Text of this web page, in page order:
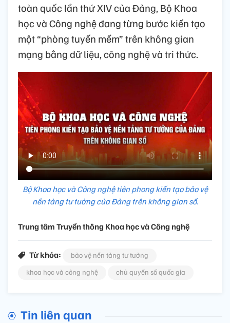
toàn quốc lần thứ XIV của Đảng, Bộ Khoa
học và Công nghệ đang từng bước kiến tạo
một “phòng tuyến mềm” trên không gian
mạng bằng dữ liệu, công nghệ và tri thức.
Bộ Khoa học và Công nghệ tiên phong kiến tạo bảo vệ
nền tảng tư tưởng của Đảng trên không gian số.
Trung tâm Truyền thông Khoa học và Công nghệ
Từ khóa:
bảo vệ nền tảng tư tưởng
khoa học và công nghệ
chủ quyền số quốc gia
Tin liên quan